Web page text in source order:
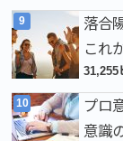
落合
これ
31,255
プロ
意識